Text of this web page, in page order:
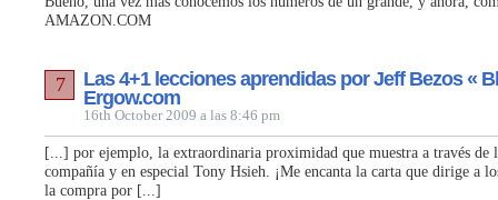
AMAZON.COM
Las 4+1 lecciones aprendidas por Jeff Bezos «
Ergow.com
16th October 2009 a las 8:46 pm
7
[...] por ejemplo, la extraordinaria proximidad que muestra a través de
compañía y en especial Tony Hsieh. ¡Me encanta la carta que dirige a
la compra por [...]